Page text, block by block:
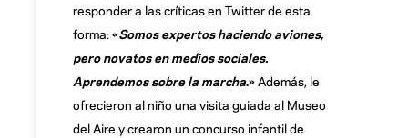
responder a las críticas en Twitter de esta
forma:«Somos expertos haciendo aviones,
pero novatos en medios sociales.
Aprendemos sobre la marcha.»Además, le
ofrecieron al niño una visita guiada al Museo
del Aire y crearon un concurso infantil de